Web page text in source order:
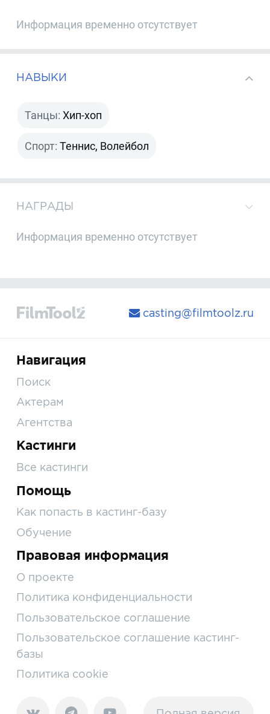
Информация временно отсутствует
НАВЫКИ
Танцы: Хип-хоп
Спорт: Теннис, Волейбол
НАГРАДЫ
Информация временно отсутствует
casting@filmtoolz.ru
Навигация
Поиск
Актерам
Агентства
Кастинги
Все кастинги
Помощь
Как попасть в кастинг-базу
Обучение
Правовая информация
О проекте
Политика конфиденциальности
Пользовательское соглашение
Пользовательское соглашение кастинг-
базы
Политика cookie